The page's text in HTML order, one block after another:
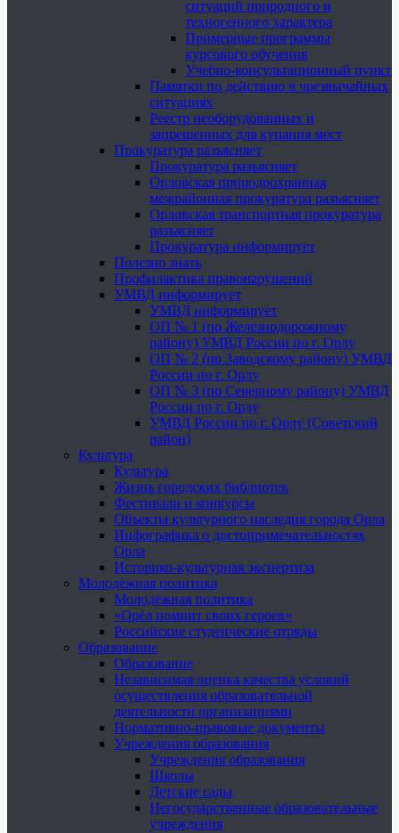
ситуаций природного и
техногенного характера
Примерные программы
курсового обучения
Учебно-консультационный пункт
Памятки по действию в чрезвычайных
ситуациях
Реестр необорудованных и
запрещенных для купания мест
Прокуратура разъясняет
Прокуратура разъясняет
Орловская природоохранная
межрайонная прокуратура разъясняет
Орловская транспортная прокуратура
разъясняет
Прокуратура информирует
Полезно знать
Профилактика правонарушений
УМВД информирует
УМВД информирует
ОП № 1 (по Железнодорожному
району) УМВД России по г. Орлу
ОП № 2 (по Заводскому району) УМВД
России по г. Орлу
ОП № 3 (по Северному району) УМВД
России по г. Орлу
УМВД России по г. Орлу (Советский
район)
Культура
Культура
Жизнь городских библиотек
Фестивали и конкурсы
Объекты культурного наследия города Орла
Инфографика о достопримечательностях
Орла
Историко-культурная экспертиза
Молодёжная политика
Молодёжная политика
«Орёл помнит своих героев»
Российские студенческие отряды
Образование
Образование
Независимая оценка качества условий
осуществления образовательной
деятельности организациями
Нормативно-правовые документы
Учреждения образования
Учреждения образования
Школы
Детские сады
Негосударственные образовательные
учреждения